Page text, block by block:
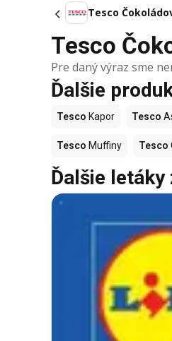
Tesco
Tesco
Pre daný výraz sme
Ďalšie
Tesco Kapor Tesco
Tesco Muffiny Tesco
Ďalšie letáky